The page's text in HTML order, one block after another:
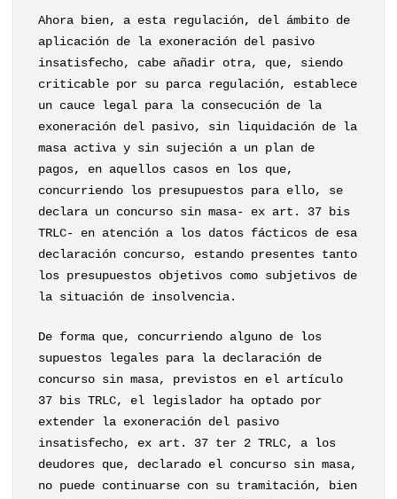
Ahora bien, a esta regulación, del ámbito de
aplicación de la exoneración del pasivo
insatisfecho, cabe añadir otra, que, siendo
criticable por su parca regulación, establece
un cauce legal para la consecución de la
exoneración del pasivo, sin liquidación de la
masa activa y sin sujeción a un plan de
pagos, en aquellos casos en los que,
concurriendo los presupuestos para ello, se
declara un concurso sin masa- ex art. 37 bis
TRLC- en atención a los datos fácticos de esa
declaración concurso, estando presentes tanto
los presupuestos objetivos como subjetivos de
la situación de insolvencia.
De forma que, concurriendo alguno de los
supuestos legales para la declaración de
concurso sin masa, previstos en el artículo
37 bis TRLC, el legislador ha optado por
extender la exoneración del pasivo
insatisfecho, ex art. 37 ter 2 TRLC, a los
deudores que, declarado el concurso sin masa,
no puede continuarse con su tramitación, bien